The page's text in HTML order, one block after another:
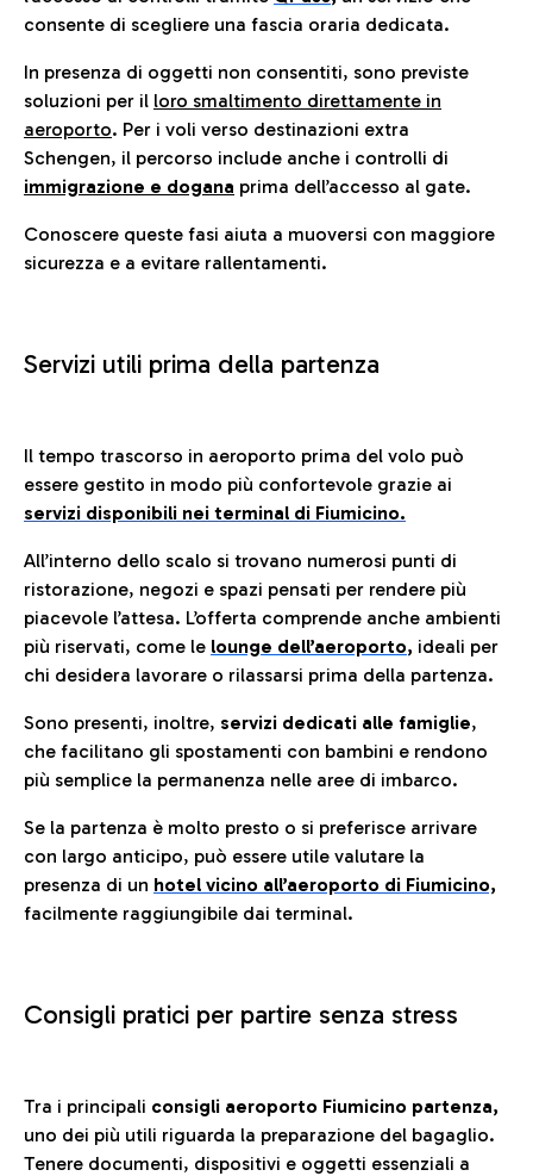
consente di scegliere una fascia oraria dedicata.
In presenza di oggetti non consentiti, sono previste
soluzioni per il loro smaltimento direttamente in
aeroporto. Per i voli verso destinazioni extra
Schengen, il percorso include anche i controlli di
immigrazione e dogana prima dell’accesso al gate.
Conoscere queste fasi aiuta a muoversi con maggiore
sicurezza e a evitare rallentamenti.
Servizi utili prima della partenza
Il tempo trascorso in aeroporto prima del volo può
essere gestito in modo più confortevole grazie ai
servizi disponibili nei terminal di Fiumicino.
All’interno dello scalo si trovano numerosi punti di
ristorazione, negozi e spazi pensati per rendere più
piacevole l’attesa. L’offerta comprende anche ambienti
più riservati, come le lounge dell’aeroporto, ideali per
chi desidera lavorare o rilassarsi prima della partenza.
Sono presenti, inoltre, servizi dedicati alle famiglie,
che facilitano gli spostamenti con bambini e rendono
più semplice la permanenza nelle aree di imbarco.
Se la partenza è molto presto o si preferisce arrivare
con largo anticipo, può essere utile valutare la
presenza di un hotel vicino all’aeroporto di Fiumicino,
facilmente raggiungibile dai terminal.
Consigli pratici per partire senza stress
Tra i principali consigli aeroporto Fiumicino partenza,
uno dei più utili riguarda la preparazione del bagaglio.
Tenere documenti, dispositivi e oggetti essenziali a